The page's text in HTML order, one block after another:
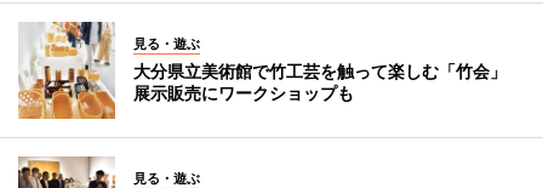
見る・遊ぶ
大分県立美術館で竹工芸を触って楽しむ「竹会」
展示販売にワークショップも
見る・遊ぶ